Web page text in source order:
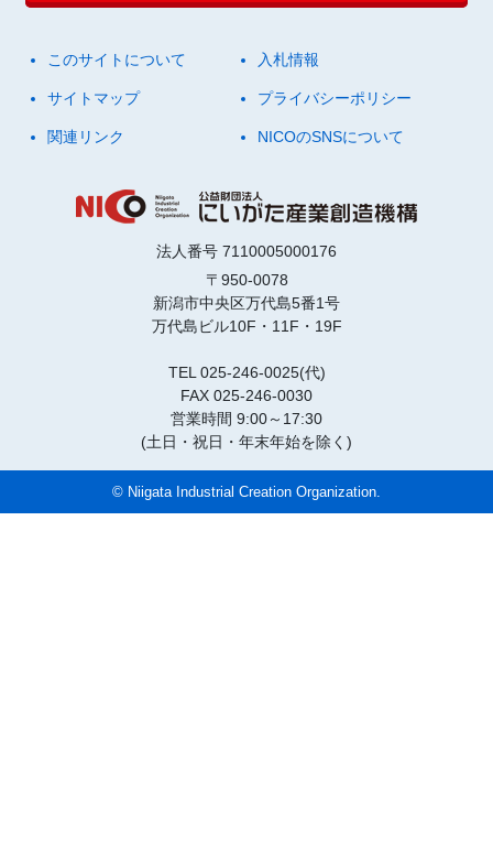
このサイトについて 入札情報
サイトマップ プライバシーポリシー
関連リンク NICOのSNSについて
法人番号 7110005000176
〒950-0078
新潟市中央区万代島5番1号
万代島ビル10F・11F・19F
TEL 025-246-0025(代)
FAX 025-246-0030
営業時間 9:00～17:30
(土日・祝日・年末年始を除く)
© Niigata Industrial Creation Organization.